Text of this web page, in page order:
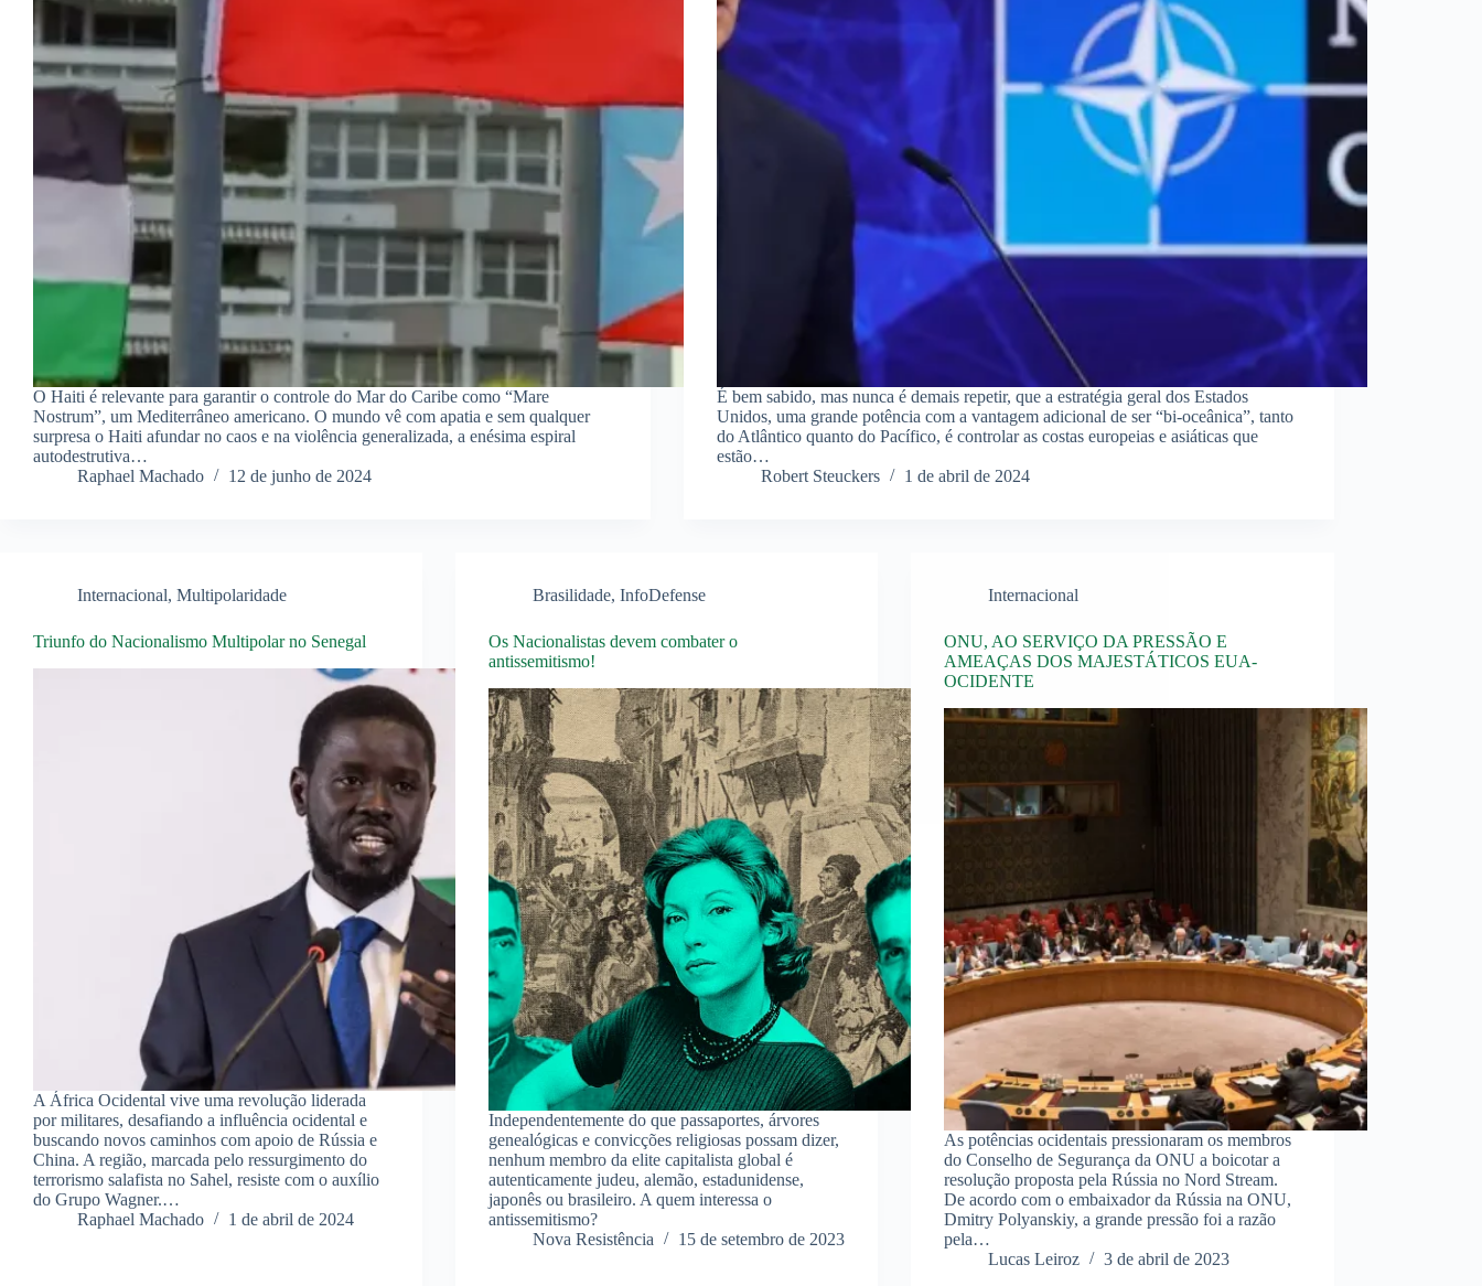
O Haiti é relevante para garantir o controle do Mar do Caribe como “Mare
Nostrum”, um Mediterrâneo americano. O mundo vê com apatia e sem qualquer
surpresa o Haiti afundar no caos e na violência generalizada, a enésima espiral
autodestrutiva…
Raphael Machado
12 de junho de 2024
É bem sabido, mas nunca é demais repetir, que a estratégia geral dos Estados
Unidos, uma grande potência com a vantagem adicional de ser “bi-oceânica”, tanto
do Atlântico quanto do Pacífico, é controlar as costas europeias e asiáticas que
estão…
Robert Steuckers
1 de abril de 2024
Internacional, Multipolaridade
Triunfo do Nacionalismo Multipolar no Senegal
A África Ocidental vive uma revolução liderada
por militares, desafiando a influência ocidental e
buscando novos caminhos com apoio de Rússia e
China. A região, marcada pelo ressurgimento do
terrorismo salafista no Sahel, resiste com o auxílio
do Grupo Wagner.…
Raphael Machado
1 de abril de 2024
Brasilidade,InfoDefense
Os Nacionalistas devem combater o
antissemitismo!
Independentemente do que passaportes, árvores
genealógicas e convicções religiosas possam dizer,
nenhum membro da elite capitalista global é
autenticamente judeu, alemão, estadunidense,
japonês ou brasileiro. A quem interessa o
antissemitismo?
Nova Resistência
15 de setembro de 2023
Internacional
ONU, AO SERVIÇO DA PRESSÃO E
AMEAÇAS DOS MAJESTÁTICOS EUA-
OCIDENTE
As potências ocidentais pressionaram os membros
do Conselho de Segurança da ONU a boicotar a
resolução proposta pela Rússia no Nord Stream.
De acordo com o embaixador da Rússia na ONU,
Dmitry Polyanskiy, a grande pressão foi a razão
pela…
Lucas Leiroz
3 de abril de 2023